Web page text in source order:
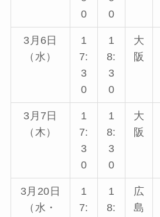
0
0
3月6日
（水）
1
7:
3
0
1
8:
3
0
大
阪
3月7日
（木）
1
7:
3
0
1
8:
3
0
大
阪
3月20日
（水・
1
7:
1
8:
広
島